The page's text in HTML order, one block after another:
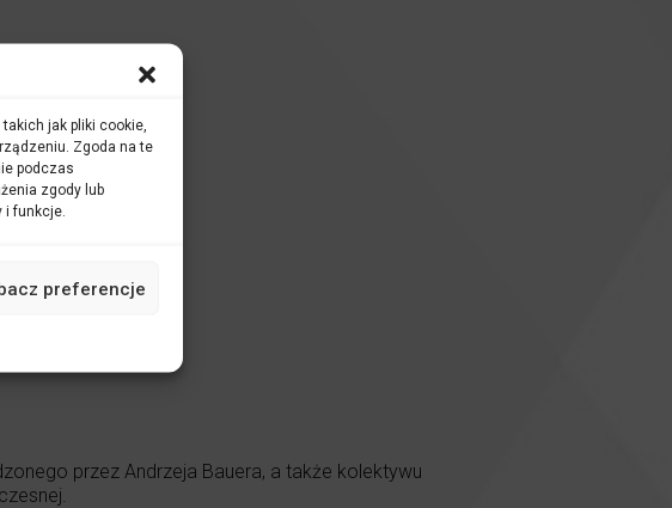
jak pliki cookie,
Zgoda na te
podczas
zgody lub
i funkcje.
preferencje
przez Andrzeja Bauera, a także kolektywu